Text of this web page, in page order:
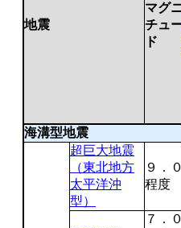
地震
マグ
チュ
ド
海溝型地震
超巨大地震
（東北地方
太平洋沖
型）
９．０
程度
７．０